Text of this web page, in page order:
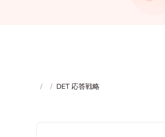
/ / DET 応答戦略